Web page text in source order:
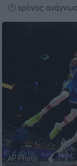
🕛 χρόνος
AP Photo